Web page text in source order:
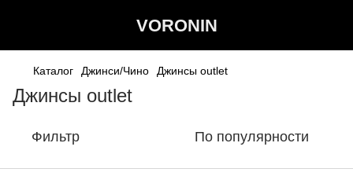
VORONIN
Каталог Джинси/Чино Джинсы outlet
Джинсы outlet
Фильтр По популярности